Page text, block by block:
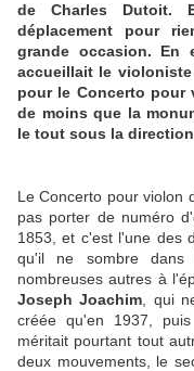
de Charles Dutoit.
déplacement pour
grande occasion. En
accueillait le
pour le Concerto pour
de moins que la
le tout sous la
Le Concerto pour violon
pas porter de numéro
1853, et c'est l'une des
qu'il ne sombre
nombreuses autres à
Joseph Joachim , qui
créée qu'en 1937,
méritait pourtant tout
deux mouvements, le